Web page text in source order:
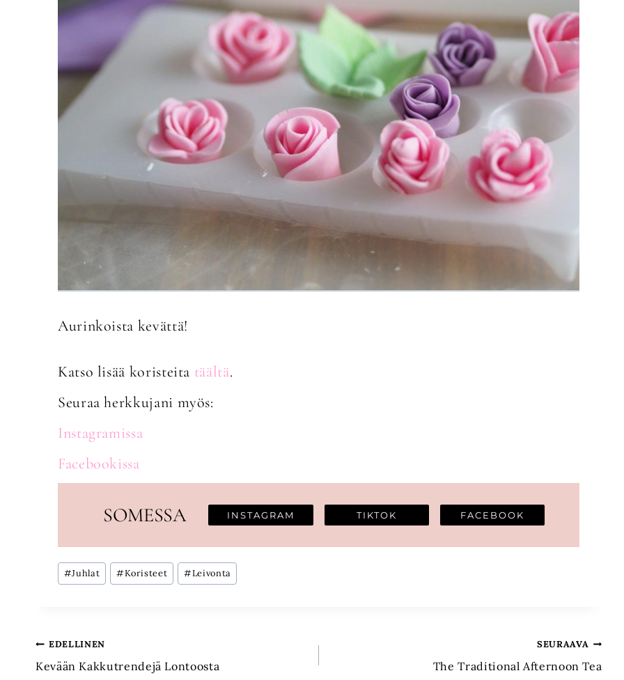
Aurinkoista kevättä!
Katso lisää koristeita täältä.
Seuraa herkkujani myös:
Instagramissa
Facebookissa
SOMESSA INSTAGRAM TIKTOK FACEBOOK
Avainsanat:
#Juhlat #Koristeet #Leivonta
Artikkelien
EDELLINEN
Kevään Kakkutrendejä Lontoosta
SEURAAVA
The Traditional Afternoon Tea